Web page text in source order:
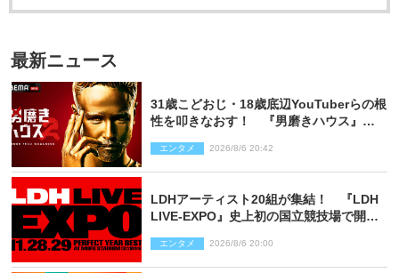
最新ニュース
31歳こどおじ・18歳底辺YouTuberらの根
性を叩きなおす！ 『男磨きハウス』第2
エンタメ 2026/8/6 20:42
LDHアーティスト20組が集結！ 『LDH
LIVE‐EXPO』史上初の国立競技場で開催
エンタメ 2026/8/6 20:00